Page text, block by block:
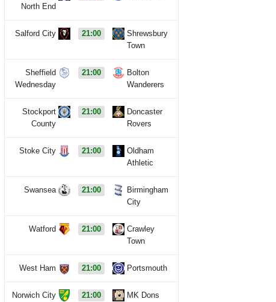
North End
Salford City 21:00
Shrewsbury
Town
Sheffield
Wednesday
21:00
Bolton
Wanderers
Stockport
County
21:00
Doncaster
Rovers
Stoke City 21:00
Oldham
Athletic
Swansea 21:00
Birmingham
City
Watford 21:00
Crawley
Town
West Ham 21:00 Portsmouth
Norwich City 21:00 MK Dons